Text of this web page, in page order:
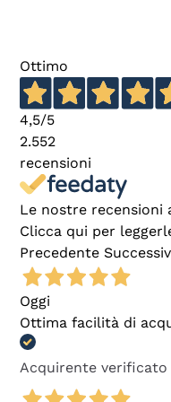
Ottimo
4,5/5
2.552
recensioni
Le nostre recensioni
Clicca qui per
Precedente
Oggi
Ottima facilità di
Acquirente verificato